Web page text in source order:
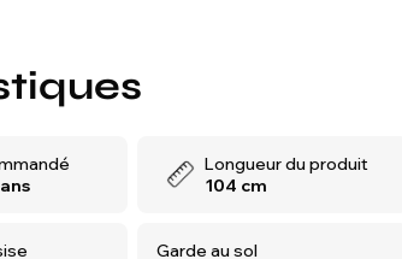
Longueur du produit
104 cm
Garde au sol